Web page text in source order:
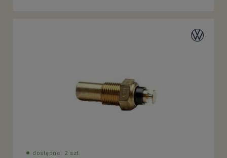
dostępne: 2 szt.